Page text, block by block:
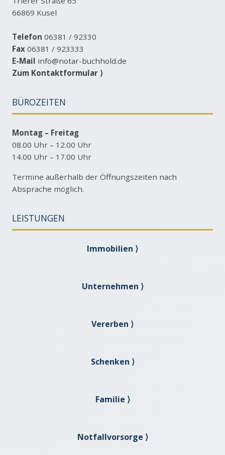
66869 Kusel
Telefon 06381 / 92330
Fax 06381 / 923333
E-Mail info@notar-buchhold.de
Zum Kontaktformular ⟩
BÜROZEITEN
Montag – Freitag
08.00 Uhr – 12.00 Uhr
14.00 Uhr – 17.00 Uhr
Termine außerhalb der Öffnungszeiten nach
Absprache möglich.
LEISTUNGEN
Immobilien ⟩
Unternehmen ⟩
Vererben ⟩
Schenken ⟩
Familie ⟩
Notfallvorsorge ⟩